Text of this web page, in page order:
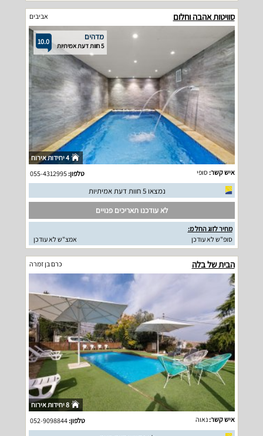
סוויטות אהבה וחלום אביבים
10.0 מדהים
5 חוות דעת אמיתיות
4 יחידות אירוח
איש קשר:סופי טלפון:055-4312995
נמצאו 5 חוות דעת אמיתיות
לא עודכנו תאריכים פנויים
מחיר לזוג החל מ:
סופ"ש לא עודכן
אמצ"ש לא עודכן
הבית של בלה כרם בן זמרה
8 יחידות אירוח
איש קשר:נאוה טלפון:052-9098844